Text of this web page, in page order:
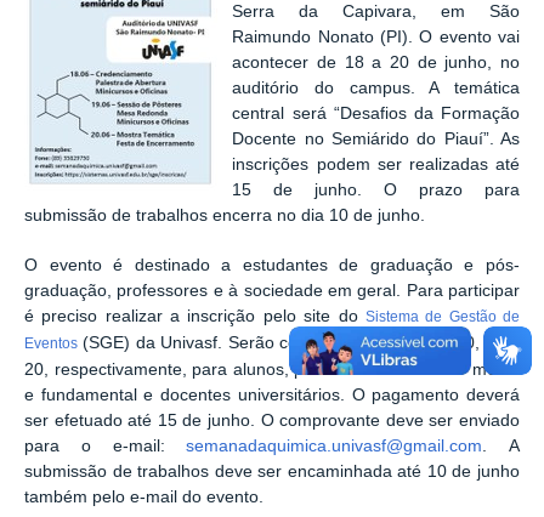
Serra da Capivara, em São
Raimundo Nonato (PI). O evento vai
acontecer de 18 a 20 de junho, no
auditório do campus. A temática
central será “Desafios da Formação
Docente no Semiárido do Piauí”. As
inscrições podem ser realizadas até
15 de junho. O prazo para
submissão de trabalhos encerra no dia 10 de junho.
O evento é destinado a estudantes de graduação e pós-
graduação, professores e à sociedade em geral. Para participar
é preciso realizar a inscrição pelo site do Sistema de Gestão de
Eventos (SGE) da Univasf. Serão cobradas taxas de R$ 10, 15 e
20, respectivamente, para alunos, professores do ensino médio
e fundamental e docentes universitários. O pagamento deverá
ser efetuado até 15 de junho. O comprovante deve ser enviado
para o e-mail:semanadaquimica.univasf@gmail.com. A
submissão de trabalhos deve ser encaminhada até 10 de junho
também pelo e-mail do evento.